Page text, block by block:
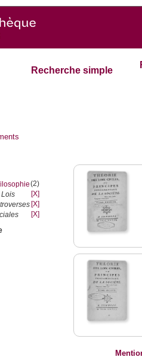
Recherche simple
(2)
Lois
[X]
[X]
[X]